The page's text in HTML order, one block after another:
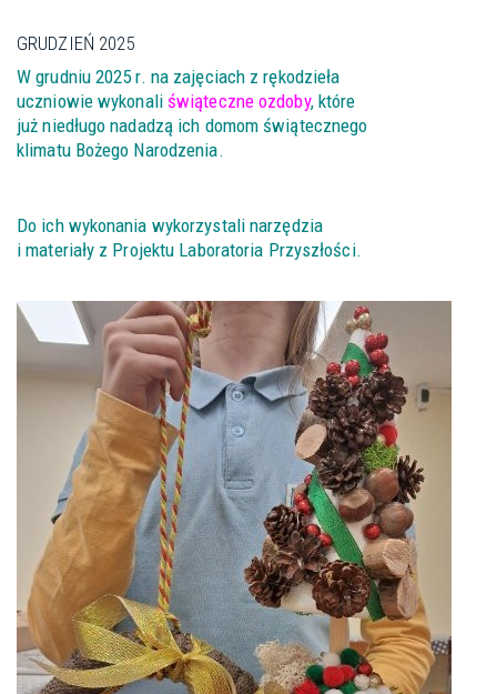
GRUDZIEŃ 2025
W grudniu 2025 r. na zajęciach z rękodzieła
uczniowie wykonali świąteczne ozdoby, które
już niedługo nadadzą ich domom świątecznego
klimatu Bożego Narodzenia.
Do ich wykonania wykorzystali narzędzia
i materiały z Projektu Laboratoria Przyszłości.